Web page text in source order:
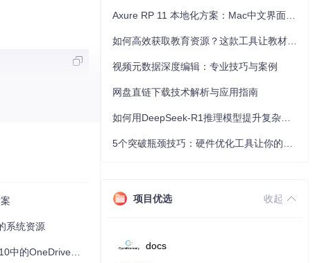
误提示。
系统资源
残留文件？
视频元数据深度编辑：专业技巧与案例
网盘直链下载技术解析与应用指南
项目优选 收起
docs